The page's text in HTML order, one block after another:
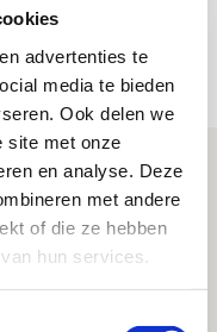
advertenties te
media te bieden
Ook delen we
site met onze
en analyse. Deze
met andere
of die ze hebben
hun services.